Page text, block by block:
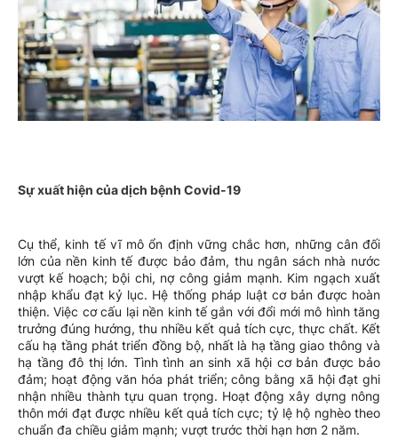
Sự xuất hiện của dịch bệnh Covid-19
Cụ thể, kinh tế vĩ mô ổn định vững chắc hơn, những cân đối
lớn của nền kinh tế được bảo đảm, thu ngân sách nhà nước
vượt kế hoạch; bội chi, nợ công giảm mạnh. Kim ngạch xuất
nhập khẩu đạt kỷ lục. Hệ thống pháp luật cơ bản được hoàn
thiện. Việc cơ cấu lại nền kinh tế gắn với đổi mới mô hình tăng
trưởng đúng hướng, thu nhiều kết quả tích cực, thực chất. Kết
cấu hạ tầng phát triển đồng bộ, nhất là hạ tầng giao thông và
hạ tầng đô thị lớn. Tình tình an sinh xã hội cơ bản được bảo
đảm; hoạt động văn hóa phát triển; công bằng xã hội đạt ghi
nhận nhiều thành tựu quan trọng. Hoạt động xây dựng nông
thôn mới đạt được nhiều kết quả tích cực; tỷ lệ hộ nghèo theo
chuẩn đa chiều giảm mạnh; vượt trước thời hạn hơn 2 năm.